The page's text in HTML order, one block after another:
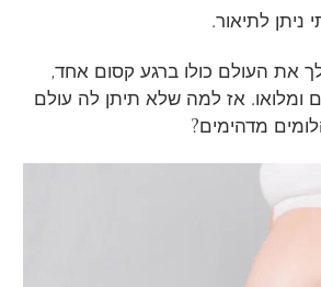
ניתן לתיאור.
את העולם כולו ברגע קסום אחד,
ומלואו. אז למה שלא תיתן לה עולם
מדהימים?